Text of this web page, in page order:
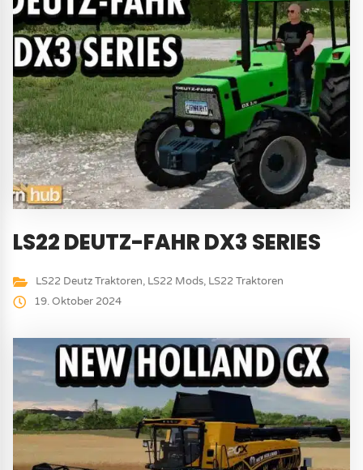
LS22 DEUTZ-FAHR DX3 SERIES
LS22 Deutz Traktoren, LS22 Mods, LS22 Traktoren
19. Oktober 2024